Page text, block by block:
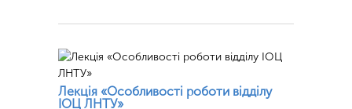
Лекція «Особливості роботи відділу
ІОЦ ЛНТУ»